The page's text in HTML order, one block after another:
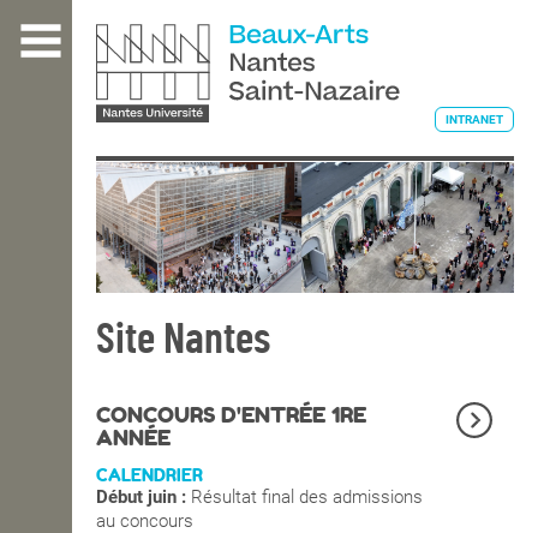
contenu
L'ÉCOLE
ENSEIGNEMENT
INTERNATIONAL
COURS PUBLICS
INTRANET
Site Nantes
CONCOURS D'ENTRÉE 1RE
ANNÉE
CALENDRIER
Début juin : Résultat final des admissions
au concours